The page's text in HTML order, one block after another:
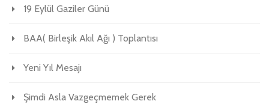
19 Eylül Gaziler Günü
BAA( Birleşik Akıl Ağı ) Toplantısı
Yeni Yıl Mesajı
Şimdi Asla Vazgeçmemek Gerek